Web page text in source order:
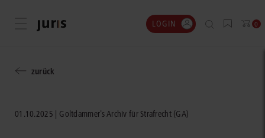
Menü öffnen LOGIN 0
zurück
01.10.2025 Goltdammer's Archiv für Strafrecht (GA)